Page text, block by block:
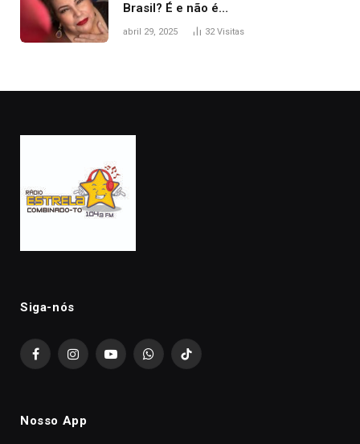
Brasil? É e não é…
abril 29, 2025 32Visitas
Siga-nós
FacebookInstagramYouTubeWhatsAppTikTok
Nosso App